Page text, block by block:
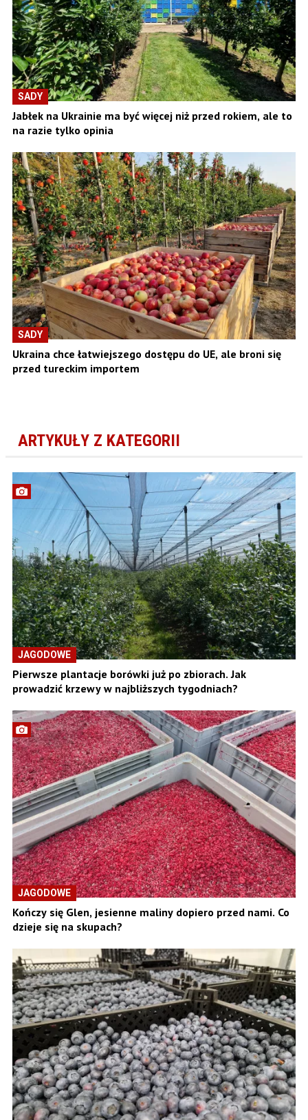
SADY
Jabłek na Ukrainie ma być więcej niż przed rokiem, ale to
na razie tylko opinia
SADY
Ukraina chce łatwiejszego dostępu do UE, ale broni się
przed tureckim importem
ARTYKUŁY Z KATEGORII
JAGODOWE
Pierwsze plantacje borówki już po zbiorach. Jak
prowadzić krzewy w najbliższych tygodniach?
JAGODOWE
Kończy się Glen, jesienne maliny dopiero przed nami. Co
dzieje się na skupach?